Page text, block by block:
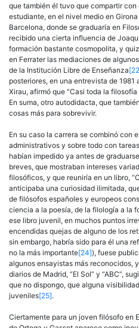
que también él tuvo que compartir
estudiante, en el nivel medio en
Barcelona, donde se graduaría en
recibido una cierta influencia de
formación bastante cosmopolita, y
en Ferrater las mediaciones de
de la Institución Libre de Enseñanza
posteriores, en una entrevista de 1981
Xirau, afirmó que “Casi toda la
En suma, otro autodidacta, que
cosas más para sobrevivir.
En su caso la carrera se combinó con
administrativos y sobre todo con
habían impedido ya antes de
breves, que mostraban intereses
filosóficos, y que reuniría en un libro,
anticipaba una curiosidad ilimitada,
de filósofos españoles y europeos
ciencia a la poesía, de la filología a la
ese libro juvenil, en muchos puntos
encendidas quejas de alguno de los
sin embargo, habría sido para él una
no la más importante[24]), fuese
algunos ensayistas más reconocidos,
diarios de Madrid, “El Sol” y “ABC”,
que no dispongo, que alguna
juveniles[25].
Ciertamente para un joven filósofo en